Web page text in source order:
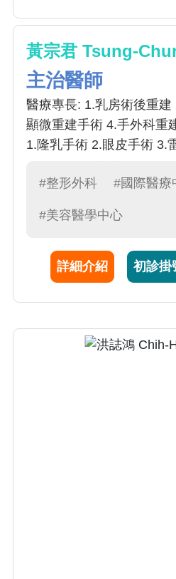
黃宗君 Tsung-
主治醫師
醫療專長: 1.乳房術後重
顯微重建手術 4.手外科重
1.隆乳手術 2.眼皮手術 3.
#整形外科 #國際醫療
#美容醫學中心
詳細介紹 初診掛